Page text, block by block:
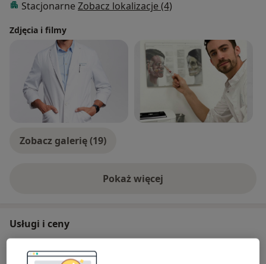
Stacjonarne Zobacz lokalizacje (4)
Zdjęcia i filmy
Zobacz galerię (19)
Pokaż więcejo doświadczeniu
Usługi i ceny
estetycznej